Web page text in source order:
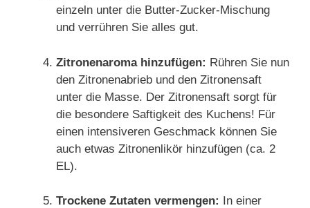
einzeln unter die Butter-Zucker-Mischung
und verrühren Sie alles gut.
Zitronenaroma hinzufügen: Rühren Sie nun
den Zitronenabrieb und den Zitronensaft
unter die Masse. Der Zitronensaft sorgt für
die besondere Saftigkeit des Kuchens! Für
einen intensiveren Geschmack können Sie
auch etwas Zitronenlikör hinzufügen (ca. 2
EL).
Trockene Zutaten vermengen: In einer